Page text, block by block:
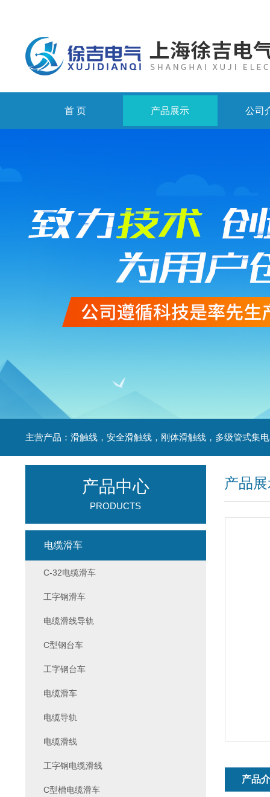
首 页 产品展示 公司
产品
产品
产品中心
PRODUCTS
电缆滑车
C-32电缆滑车
工字钢滑车
电缆滑线导轨
C型钢台车
工字钢台车
电缆滑车
电缆导轨
电缆滑线
工字钢电缆滑线
C型槽电缆滑车